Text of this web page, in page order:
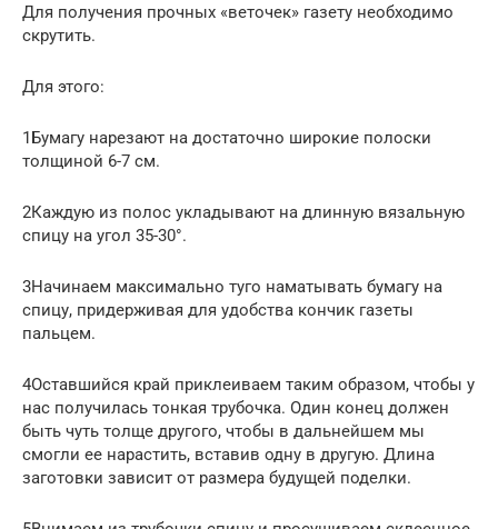
Для получения прочных «веточек» газету необходимо
скрутить.
Для этого:
1Бумагу нарезают на достаточно широкие полоски
толщиной 6-7 см.
2Каждую из полос укладывают на длинную вязальную
спицу на угол 35-30°.
3Начинаем максимально туго наматывать бумагу на
спицу, придерживая для удобства кончик газеты
пальцем.
4Оставшийся край приклеиваем таким образом, чтобы у
нас получилась тонкая трубочка. Один конец должен
быть чуть толще другого, чтобы в дальнейшем мы
смогли ее нарастить, вставив одну в другую. Длина
заготовки зависит от размера будущей поделки.